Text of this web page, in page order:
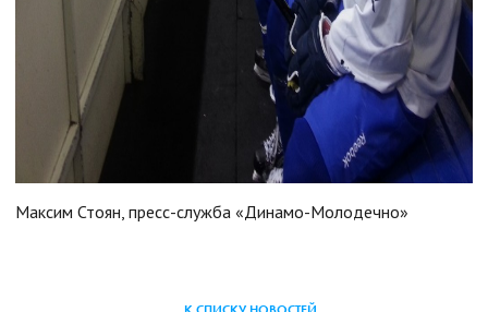
Максим Стоян, пресс-служба «Динамо-Молодечно»